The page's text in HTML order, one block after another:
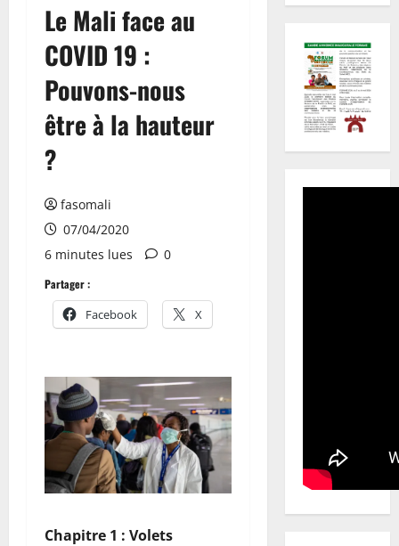
Le Mali face au
COVID 19 :
Pouvons-nous
être à la hauteur
?
fasomali
07/04/2020
6 minutes lues
0
Partager :
Facebook X
Chapitre 1 : Volets